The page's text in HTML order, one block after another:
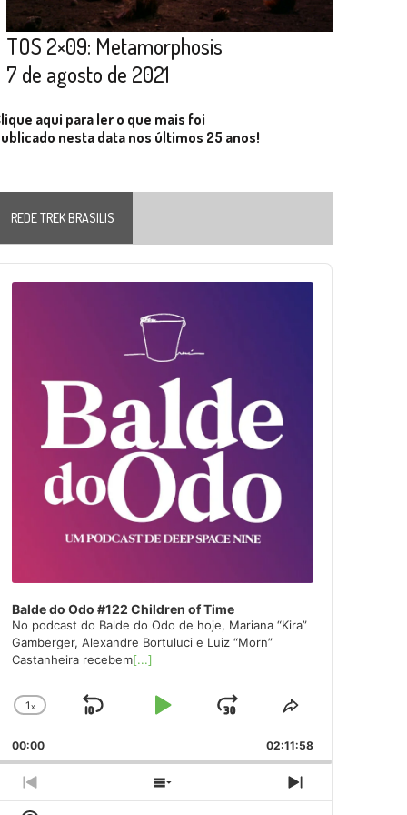
TOS 2×09: Metamorphosis
7 de agosto de 2021
aqui para ler o que mais foi
nesta data nos últimos 25 anos!
REDE TREK BRASILIS
Balde do Odo #122 Children of Time
No podcast do Balde do Odo de hoje, Mariana “Kira”
Gamberger, Alexandre Bortuluci e Luiz “Morn”
Castanheira recebem[...]
Change
Rate
1x
Skip
Play
Jump
Forward
Share
Episode
00:00 02:11:58
Previous
Episode
Show
Next